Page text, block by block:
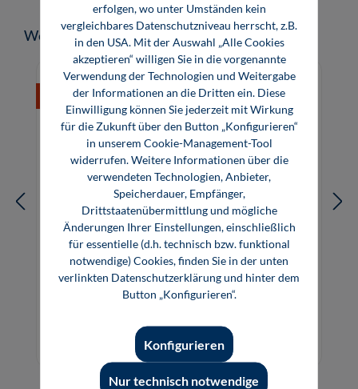
Produktgalerie überspringen
Weitere Medien zum Thema
Lackleitfaden
E-Book (PDF)
erfolgen, wo unter Umständen kein
vergleichbares Datenschutzniveau herrscht, z.B.
in den USA. Mit der Auswahl „Alle Cookies
akzeptieren“ willigen Sie in die vorgenannte
Verwendung der Technologien und Weitergabe
der Informationen an die Dritten ein. Diese
Einwilligung können Sie jederzeit mit Wirkung
für die Zukunft über den Button „Konfigurieren“
in unserem Cookie-Management-Tool
widerrufen. Weitere Informationen über die
verwendeten Technologien, Anbieter,
Speicherdauer, Empfänger,
Drittstaatenübermittlung und mögliche
Änderungen Ihrer Einstellungen, einschließlich
für essentielle (d.h. technisch bzw. funktional
notwendige) Cookies, finden Sie in der unten
verlinkten Datenschutzerklärung und hinter dem
Button „Konfigurieren“.
Nur technisch notwendige
Konfigurieren